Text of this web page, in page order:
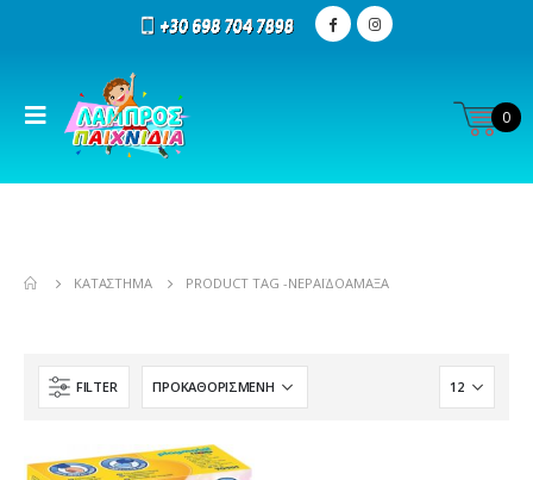
0
ΚΑΤΆΣΤΗΜΑ PRODUCT TAG -ΝΕΡΑΪΔΟΆΜΑΞΑ
FILTER